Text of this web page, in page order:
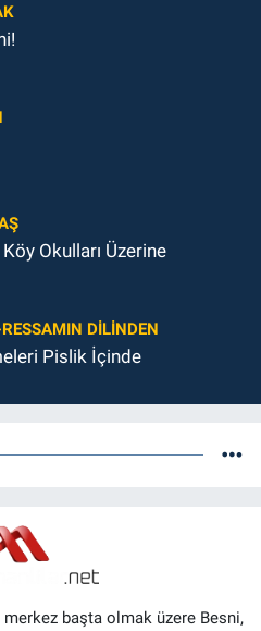
Okulları Üzerine
DILINDEN
Pislik İçinde
merkez başta olmak üzere Besni,